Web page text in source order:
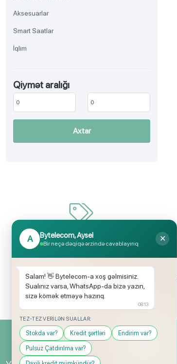
Aksesuarlar
Smart Saatlar
İqlim
Aksesuar
Məişət texnikası
Gözəllik və sağlamlıq
Qiymət aralığı
Axtar
İnanılmaz uyğun qiymətlər
idxalçısı olaraq satış qiymətlərinin aşağı
olmasını rahatlıqla təmin edə bilirik.
A Bytelecom, Aysel
Bir neçə dəqiqə ərzində cavablayırıq
✕
Salam! 👋 Bytelecom-a xoş gəlmisiniz.
Sualınız varsa, WhatsApp-da bizə yazın,
sizə kömək etməyə hazırıq.
08:13
TEZ-TEZ VERILƏN SUALLAR:
Stokda var? Kredit şərtləri Endirim var?
Pulsuz Çatdırılma var?